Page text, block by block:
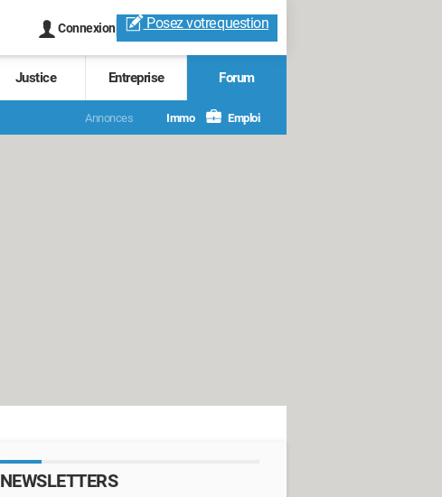
Connexion Posez votrequestion
Justice Entreprise Forum
Annonces Immo Emploi
NEWSLETTERS